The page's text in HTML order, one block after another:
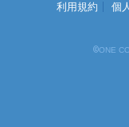
利用規約
個
©ONE